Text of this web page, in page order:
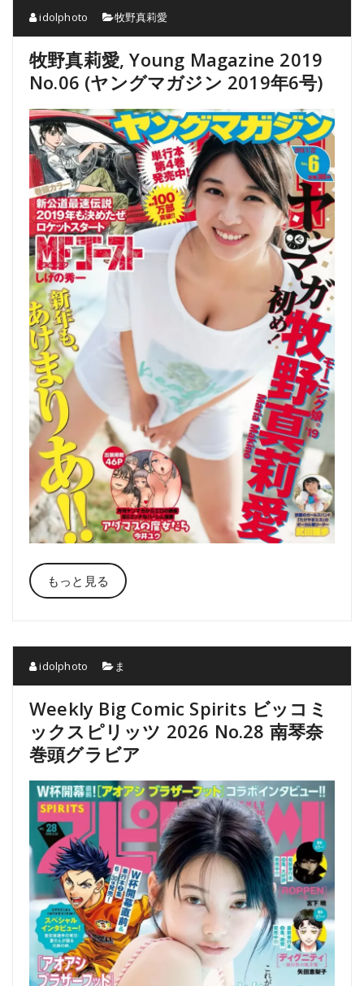
idolphoto 牧野真莉愛
牧野真莉愛, Young Magazine 2019
No.06 (ヤングマガジン 2019年6号)
もっと見る
idolphoto ま
Weekly Big Comic Spirits ビッコミ
ックスピリッツ 2026 No.28 南琴奈
巻頭グラビア